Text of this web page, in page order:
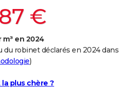
€
m³ en 2024
du robinet déclarés en 2024 dans
)
plus chère ?